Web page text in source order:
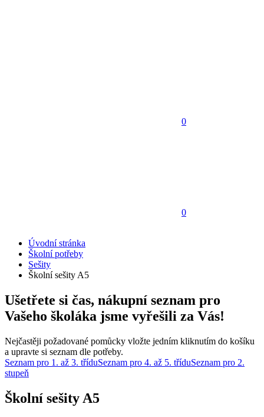
0
0
Úvodní stránka
Školní potřeby
Sešity
Školní sešity A5
Ušetřete si čas, nákupní seznam pro
Vašeho školáka jsme vyřešili za Vás!
Nejčastěji požadované pomůcky vložte jedním kliknutím do košíku
a upravte si seznam dle potřeby.
Seznam pro 1. až 3. tříduSeznam pro 4. až 5. tříduSeznam pro 2.
stupeň
Školní sešity A5